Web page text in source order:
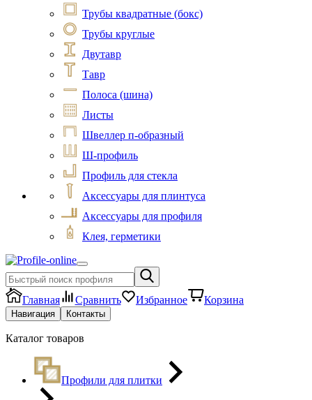
Трубы квадратные (бокс)
Трубы круглые
Двутавр
Тавр
Полоса (шина)
Листы
Швеллер п-образный
Ш-профиль
Профиль для стекла
Аксессуары для плинтуса
Аксессуары для профиля
Клея, герметики
Главная Сравнить Избранное Корзина
Навигация Контакты
Каталог товаров
Профили для плитки